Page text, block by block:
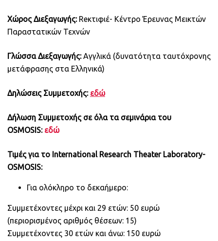
Χώρος Διεξαγωγής:Reκτιφιέ- Κέντρο Έρευνας Μεικτών
Παραστατικών Τεχνών
Γλώσσα Διεξαγωγής:Αγγλικά (δυνατότητα ταυτόχρονης
μετάφρασης στα Ελληνικά)
Δηλώσεις Συμμετοχής: εδώ
Δήλωση Συμμετοχής σε όλα τα σεμινάρια του
OSMOSIS: εδώ
Τιμές για το International Research Theater Laboratory-
OSMOSIS:
Για ολόκληρο το δεκαήμερο:
Συμμετέχοντες μέχρι και 29 ετών: 50 ευρώ
(περιορισμένος αριθμός θέσεων: 15)
Συμμετέχοντες 30 ετών και άνω: 150 ευρώ